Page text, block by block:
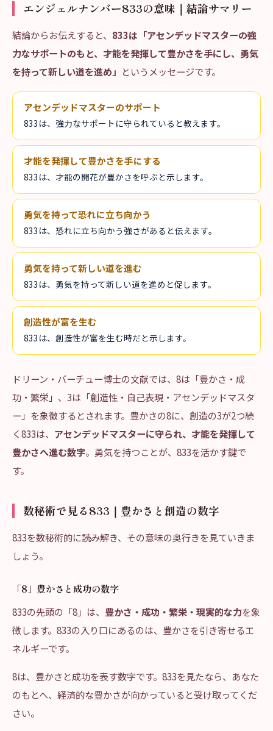
エンジェルナンバー833の意味｜結論サマリー
結論からお伝えすると、 833は「アセンデッドマスターの強
力なサポートのもと、才能を発揮して豊かさを手にし、勇気
を持って新しい道を進め」 というメッセージです。
アセンデッドマスターのサポート
833は、強力なサポートに守られていると教えます。
才能を発揮して豊かさを手にする
833は、才能の開花が豊かさを呼ぶと示します。
勇気を持って恐れに立ち向かう
833は、恐れに立ち向かう強さがあると伝えます。
勇気を持って新しい道を進む
833は、勇気を持って新しい道を進めと促します。
創造性が富を生む
833は、創造性が富を生む時だと示します。
ドリーン・バーチュー博士の文献では、8は「豊かさ・成
功・繁栄」、3は「創造性・自己表現・アセンデッドマスタ
ー」を象徴するとされます。豊かさの8に、創造の3が2つ続
く833は、 アセンデッドマスターに守られ、才能を発揮して
豊かさへ進む数字。勇気を持つことが、833を活かす鍵で
す。
数秘術で見る833｜豊かさと創造の数字
833を数秘術的に読み解き、その意味の奥行きを見ていきま
しょう。
「8」豊かさと成功の数字
833の先頭の「8」は、 豊かさ・成功・繁栄・現実的な力を象
徴します。833の入り口にあるのは、豊かさを引き寄せるエ
ネルギーです。
8は、豊かさと成功を表す数字です。833を見たなら、あなた
のもとへ、経済的な豊かさが向かっていると受け取ってくだ
さい。